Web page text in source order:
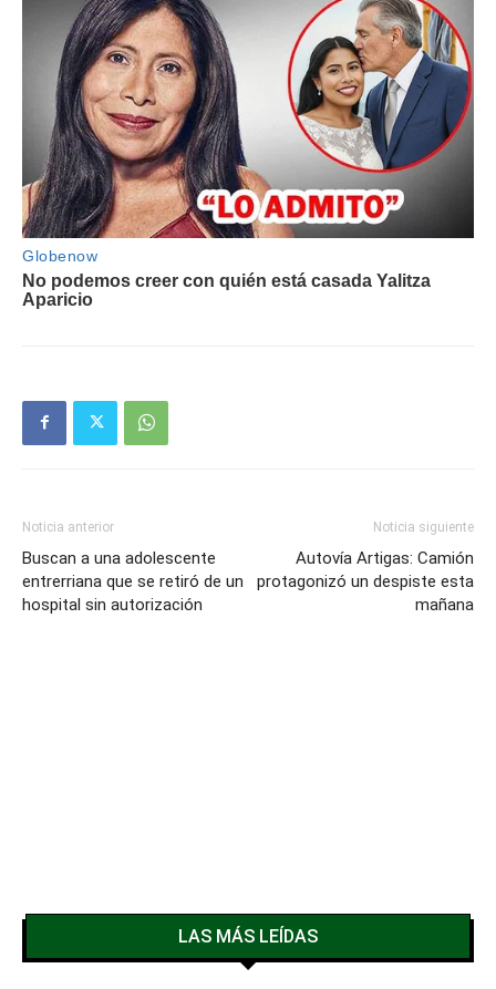
Noticia anterior
Buscan a una adolescente
entrerriana que se retiró de un
hospital sin autorización
Noticia siguiente
Autovía Artigas: Camión
protagonizó un despiste esta
mañana
LAS MÁS LEÍDAS